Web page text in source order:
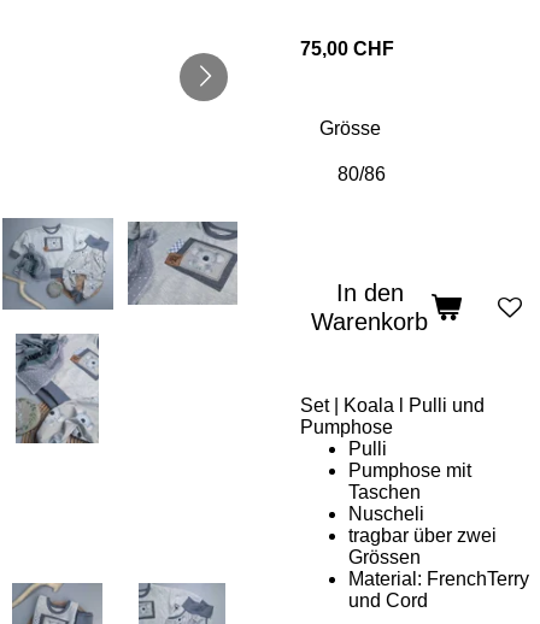
75,00 CHF
Grösse
In den
Warenkorb
Set | Koala l Pulli und
Pumphose
Pulli
Pumphose mit
Taschen
Nuscheli
tragbar über zwei
Grössen
Material: FrenchTerry
und Cord